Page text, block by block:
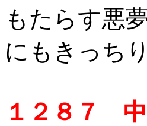
もたらす悪
にもきっち
１２８７